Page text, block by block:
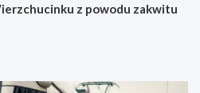
z powodu zakwitu